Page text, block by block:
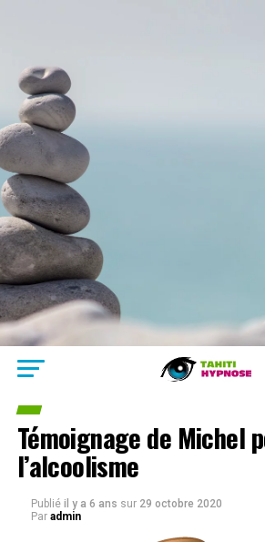
Témoignage de Michel
l’alcoolisme
Publié il y a 6 ans sur 29 octobre 2020
Par admin